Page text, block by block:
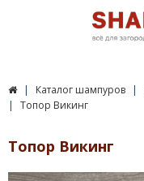
Каталог шампуров
Топор Викинг
Топор Викинг